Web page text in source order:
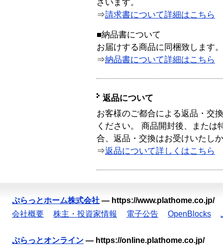
ざいます。
⇒請求書について詳細はこちら
■納品書について
お届けする商品に同梱致します。
⇒納品書について詳細はこちら
返品について
お客様のご都合による返品・交
ください。 商品開封後、または
合、返品・交換はお受けいたし
⇒返品について詳しくはこちら
ぷらっとホーム株式会社 — https://www.plathome.co.jp/
会社概要
株主・投資家情報 電子公告 OpenBlocks
ぷらっとオンライン — https://online.plathome.co.jp/